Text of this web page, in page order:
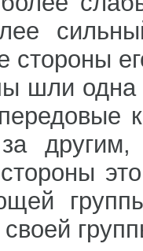
стороны
шли одна
за
своей